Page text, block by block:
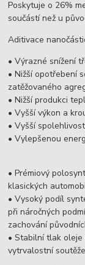
Poskytuje o 26%
součástí než u
Aditivace
• Výrazné snížení
• Nižší opotřebení
zatěžovaného
• Nižší produkci
• Vyšší výkon a
• Vyšší
• Vylepšenou
• Prémiový
klasických
• Vysoký podíl
při náročných
zachování
• Stabilní tlak
vytrvalostní